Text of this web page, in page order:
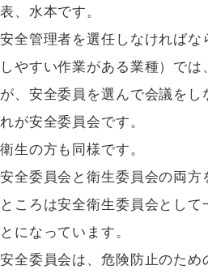
表、水本です。
安全管理者を選任しなければ
しやすい作業がある業種）で
が、安全委員を選んで会議をし
れが安全委員会です。
衛生の方も同様です。
安全委員会と衛生委員会の両方
ところは安全衛生委員会として
とになっています。
安全委員会は、危険防止のため